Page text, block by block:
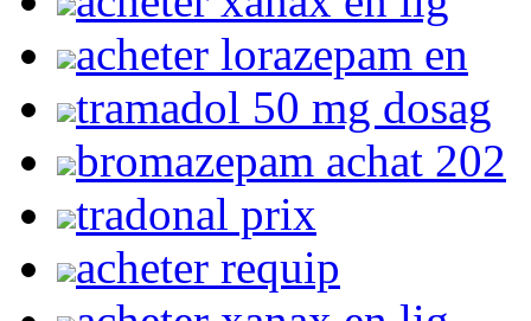
acheter lorazepam en
tramadol 50 mg dosag
bromazepam achat 202
tradonal prix
acheter requip